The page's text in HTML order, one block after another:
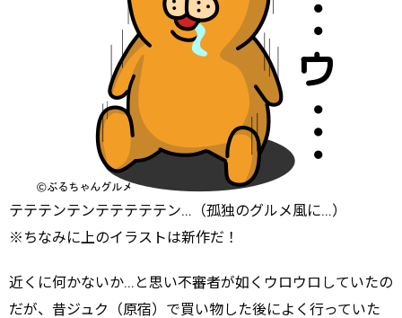
テテテンテンテテテテテン…（孤独のグルメ風に…）
※ちなみに上のイラストは新作だ！
近くに何かないか…と思い不審者が如くウロウロしていたの
だが、昔ジュク（原宿）で買い物した後によく行っていた